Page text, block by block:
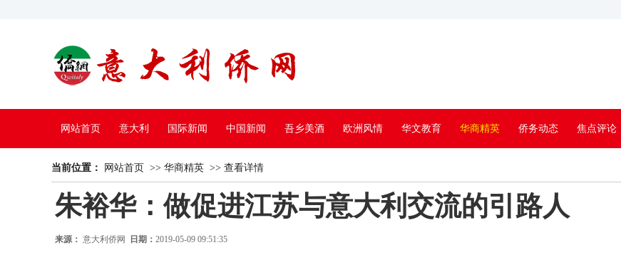
网站首页 意大利 国际新闻 中国新闻 吾乡美酒 欧洲风情 华文教育 华商精英 侨务动态 焦点评论
中国电视
当前位置： 网站首页 >> 华商精英 >> 查看详情
朱裕华：做促进江苏与意大利交流的引路人
来源： 意大利侨网 日期： 2019-05-09 09:51:35